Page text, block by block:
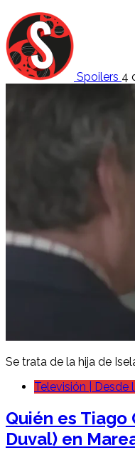
Spoilers 4
Se trata de la hija de
Televisión | Desde
Quién es
Duval) en